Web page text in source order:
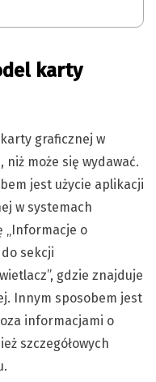
karty
graficznej w
może się wydawać.
jest użycie aplikacji
w systemach
„Informacje o
sekcji
gdzie znajduje
Innym sposobem jest
informacjami o
szczegółowych